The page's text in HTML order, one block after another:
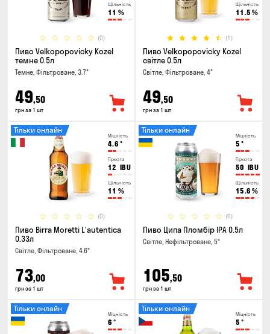
Щільність
11 %
(0)
Пиво Velkopopovicky Kozel
темне 0.5л
Темне, Фільтроване, 3.7°
49,50
грн за 1 шт
Щільність
11.5 %
(1)
Пиво Velkopopovicky Kozel
світле 0.5л
Світле, Фільтроване, 4°
49,50
грн за 1 шт
Міцність
4.6 °
Гіркота
12 IBU
Щільність
11 %
(0)
Тільки онлайн
Пиво Birra Moretti L'autentica
0.33л
Світле, Фільтроване, 4.6°
73,00
грн за 1 шт
Міцність
5 °
Гіркота
50 IBU
Щільність
15.6 %
(0)
Тільки онлайн
Пиво Ципа Пломбір IPA 0.5л
Світле, Нефільтроване, 5°
105,50
грн за 1 шт
Міцність
6 °
Тільки онлайн
Міцність
5 °
Тільки онлайн